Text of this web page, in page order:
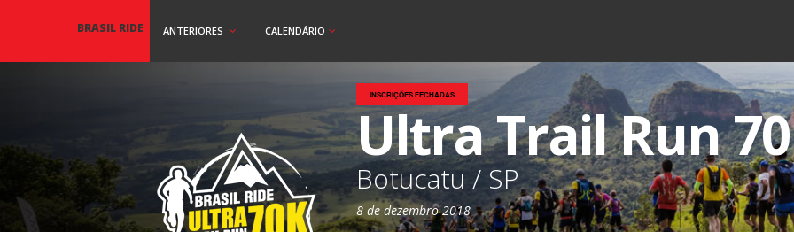
BRASIL RIDE ANTERIORES CALENDÁRIO
INSCRIÇÕES FECHADAS
Ultra Trail Run
Botucatu / SP
8 de dezembro 2018